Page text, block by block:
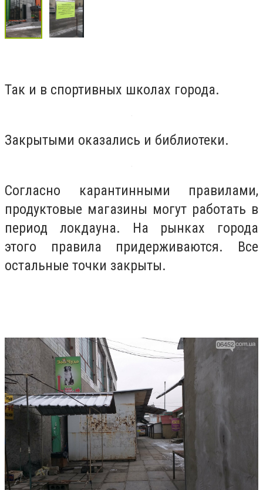
Так и в спортивных школах города.
Закрытыми оказались и библиотеки.
Согласно карантинными правилами,
продуктовые магазины могут работать в
период локдауна. На рынках города
этого правила придерживаются. Все
остальные точки закрыты.